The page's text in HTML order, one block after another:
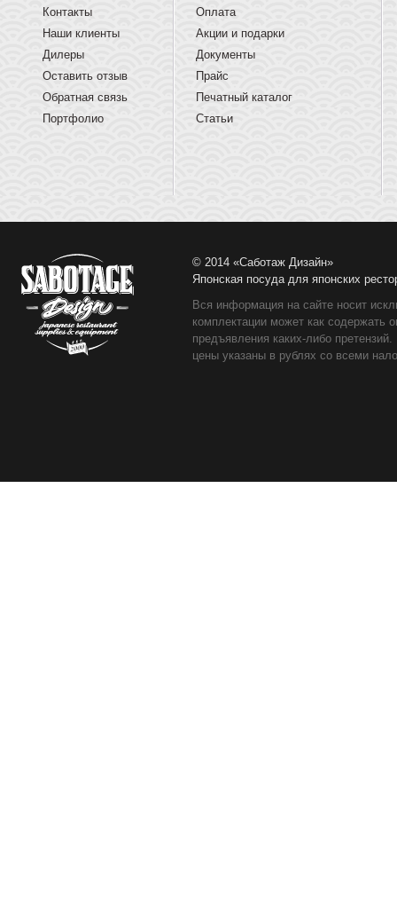
Контакты
Наши клиенты
Дилеры
Оставить отзыв
Обратная связь
Портфолио
Оплата
Акции и подарки
Документы
Прайс
Печатный каталог
Статьи
© 2014 «Саботаж Дизайн»
Японская посуда для японских
Вся информация на сайте носит
комплектации может как содержать
предъявления каких-либо
цены указаны в рублях со всеми